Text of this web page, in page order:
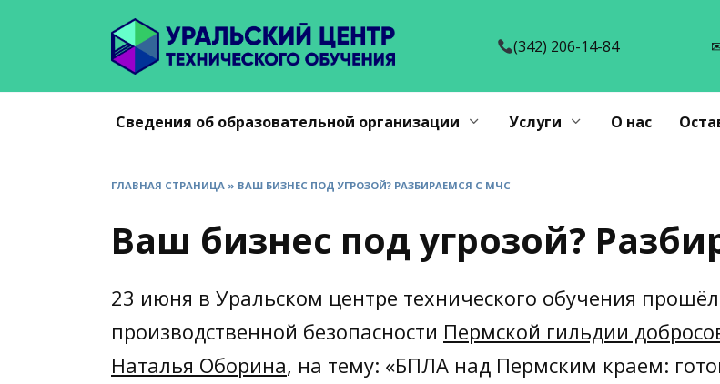
(342) 206-14-84
Сведения об образовательной организации Услуги О нас
ГЛАВНАЯ СТРАНИЦА » ВАШ БИЗНЕС ПОД УГРОЗОЙ? РАЗБИРАЕМСЯ С МЧС
Ваш бизнес под угрозой?
23 июня в Уральском центре технического обучения
производственной безопасности Пермской гильдии
Наталья Оборина, на тему: «БПЛА над Пермским краем: